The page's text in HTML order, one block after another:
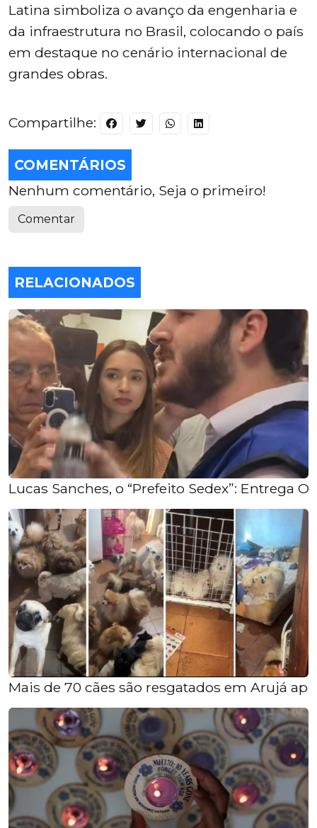
Latina simboliza o avanço da engenharia e
da infraestrutura no Brasil, colocando o país
em destaque no cenário internacional de
grandes obras.
Compartilhe:
COMENTÁRIOS
Nenhum comentário, Seja o primeiro!
Comentar
RELACIONADOS
Lucas Sanches, o “Prefeito Sedex”: Entrega
Mais de 70 cães são resgatados em Arujá